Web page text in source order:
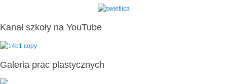
Kanał szkoły na YouTube
Galeria prac plastycznych